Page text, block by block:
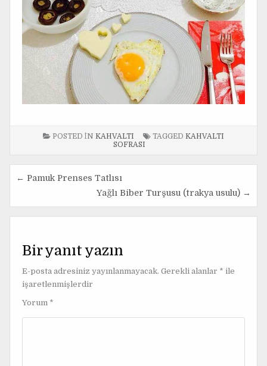
POSTED IN KAHVALTI TAGGED KAHVALTI
SOFRASI
Y
a
e
z
← Pamuk Prenses Tatlısı
Yağlı Biber Turşusu (trakya usulu) →
Bir yanıt yazın
E-posta adresiniz yayınlanmayacak. Gerekli alanlar * ile
işaretlenmişlerdir
Yorum *